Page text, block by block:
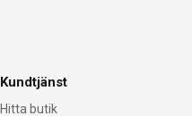
Kundtjänst
Hitta butik